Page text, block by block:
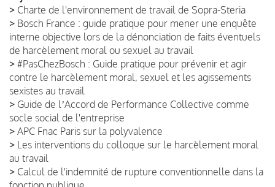
> Charte de l'environnement de travail de Sopra-Steria
> Bosch France : guide pratique pour mener une enquête
interne objective lors de la dénonciation de faits éventuels
de harcèlement moral ou sexuel au travail
> #PasChezBosch : Guide pratique pour prévenir et agir
contre le harcèlement moral, sexuel et les agissements
sexistes au travail
> Guide de lʼAccord de Performance Collective comme
socle social de l'entreprise
> APC Fnac Paris sur la polyvalence
> Les interventions du colloque sur le harcèlement moral
au travail
> Calcul de l'indemnité de rupture conventionnelle dans la